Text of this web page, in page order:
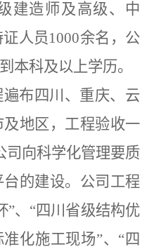
建造师及高级、中
人员1000余名，公
本科及以上学历。
布四川、重庆、云
地区，工程验收一
司向科学化管理要质
的建设。公司工程
”、“四川省级结构优
化施工现场”、“四